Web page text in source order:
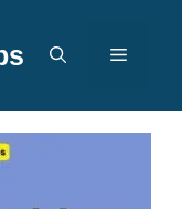
Menu